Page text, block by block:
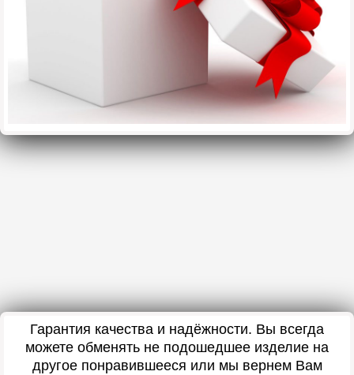
Гарантия качества и надёжности. Вы всегда
можете обменять не подошедшее изделие на
другое понравившееся или мы вернем Вам